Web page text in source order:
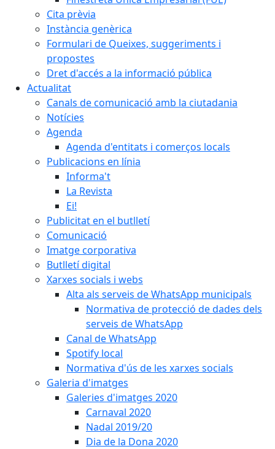
Cita prèvia
Instància genèrica
Formulari de Queixes, suggeriments i
propostes
Dret d'accés a la informació pública
Actualitat
Canals de comunicació amb la ciutadania
Notícies
Agenda
Agenda d'entitats i comerços locals
Publicacions en línia
Informa't
La Revista
Ei!
Publicitat en el butlletí
Comunicació
Imatge corporativa
Butlletí digital
Xarxes socials i webs
Alta als serveis de WhatsApp municipals
Normativa de protecció de dades dels
serveis de WhatsApp
Canal de WhatsApp
Spotify local
Normativa d'ús de les xarxes socials
Galeria d'imatges
Galeries d'imatges 2020
Carnaval 2020
Nadal 2019/20
Dia de la Dona 2020